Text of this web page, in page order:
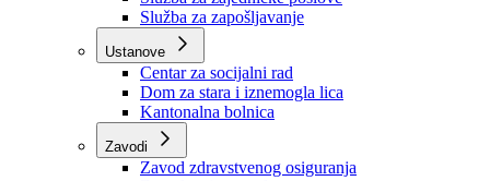
Službe
Služba za odnose s javnošću
Služba za zajedničke poslove
Služba za zapošljavanje
Ustanove
Centar za socijalni rad
Dom za stara i iznemogla lica
Kantonalna bolnica